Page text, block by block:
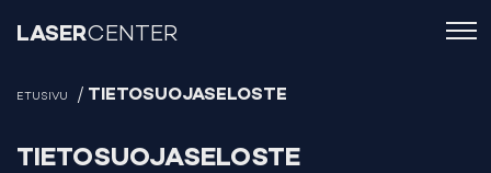
LASERCENTER
ETUSIVU / TIETOSUOJASELOSTE
TIETOSUOJASELOSTE